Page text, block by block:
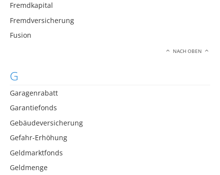
Fremdkapital
Fremdversicherung
Fusion
NACH OBEN
G
Garagenrabatt
Garantiefonds
Gebäudeversicherung
Gefahr-Erhöhung
Geldmarktfonds
Geldmenge